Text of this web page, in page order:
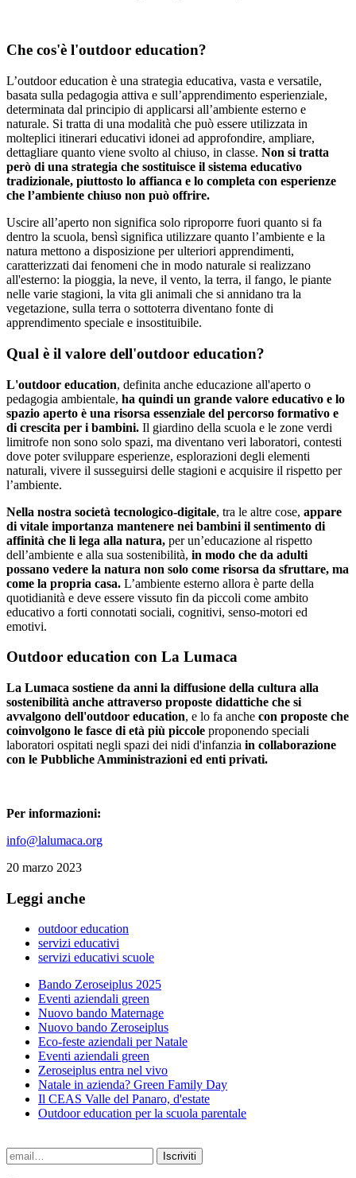
Che cos'è l'outdoor education?
L’outdoor education è una strategia educativa, vasta e versatile,
basata sulla pedagogia attiva e sull’apprendimento esperienziale,
determinata dal principio di applicarsi all’ambiente esterno e
naturale. Si tratta di una modalità che può essere utilizzata in
molteplici itinerari educativi idonei ad approfondire, ampliare,
dettagliare quanto viene svolto al chiuso, in classe. Non si tratta
però di una strategia che sostituisce il sistema educativo
tradizionale, piuttosto lo affianca e lo completa con esperienze
che l’ambiente chiuso non può offrire.
Uscire all’aperto non significa solo riproporre fuori quanto si fa
dentro la scuola, bensì significa utilizzare quanto l’ambiente e la
natura mettono a disposizione per ulteriori apprendimenti,
caratterizzati dai fenomeni che in modo naturale si realizzano
all'esterno: la pioggia, la neve, il vento, la terra, il fango, le piante
nelle varie stagioni, la vita gli animali che si annidano tra la
vegetazione, sulla terra o sottoterra diventano fonte di
apprendimento speciale e insostituibile.
Qual è il valore dell'outdoor education?
L'outdoor education, definita anche educazione all'aperto o
pedagogia ambientale, ha quindi un grande valore educativo e lo
spazio aperto è una risorsa essenziale del percorso formativo e
di crescita per i bambini. Il giardino della scuola e le zone verdi
limitrofe non sono solo spazi, ma diventano veri laboratori, contesti
dove poter sviluppare esperienze, esplorazioni degli elementi
naturali, vivere il susseguirsi delle stagioni e acquisire il rispetto per
l’ambiente.
Nella nostra società tecnologico-digitale, tra le altre cose, appare
di vitale importanza mantenere nei bambini il sentimento di
affinità che li lega alla natura, per un’educazione al rispetto
dell’ambiente e alla sua sostenibilità, in modo che da adulti
possano vedere la natura non solo come risorsa da sfruttare, ma
come la propria casa. L’ambiente esterno allora è parte della
quotidianità e deve essere vissuto fin da piccoli come ambito
educativo a forti connotati sociali, cognitivi, senso-motori ed
emotivi.
Outdoor education con La Lumaca
La Lumaca sostiene da anni la diffusione della cultura alla
sostenibilità anche attraverso proposte didattiche che si
avvalgono dell'outdoor education, e lo fa anche con proposte che
coinvolgono le fasce di età più piccole proponendo speciali
laboratori ospitati negli spazi dei nidi d'infanzia in collaborazione
con le Pubbliche Amministrazioni ed enti privati.
Per informazioni:
info@lalumaca.org
20 marzo 2023
Leggi anche
outdoor education
servizi educativi
servizi educativi scuole
Bando Zeroseiplus 2025
Eventi aziendali green
Nuovo bando Maternage
Nuovo bando Zeroseiplus
Eco-feste aziendali per Natale
Eventi aziendali green
Zeroseiplus entra nel vivo
Natale in azienda? Green Family Day
Il CEAS Valle del Panaro, d'estate
Outdoor education per la scuola parentale